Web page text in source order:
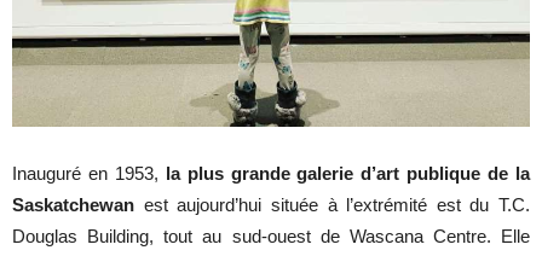
Inauguré en 1953, la plus grande galerie d’art publique de la
Saskatchewan est aujourd’hui située à l’extrémité est du T.C.
Douglas Building, tout au sud-ouest de Wascana Centre. Elle